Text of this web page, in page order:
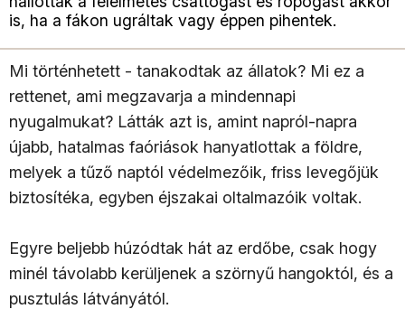
is, ha a fákon ugráltak vagy éppen pihentek.
Mi történhetett - tanakodtak az állatok? Mi ez a
rettenet, ami megzavarja a mindennapi
nyugalmukat? Látták azt is, amint napról-napra
újabb, hatalmas faóriások hanyatlottak a földre,
melyek a tűző naptól védelmezőik, friss levegőjük
biztosítéka, egyben éjszakai oltalmazóik voltak.
Egyre beljebb húzódtak hát az erdőbe, csak hogy
minél távolabb kerüljenek a szörnyű hangoktól, és a
pusztulás látványától.